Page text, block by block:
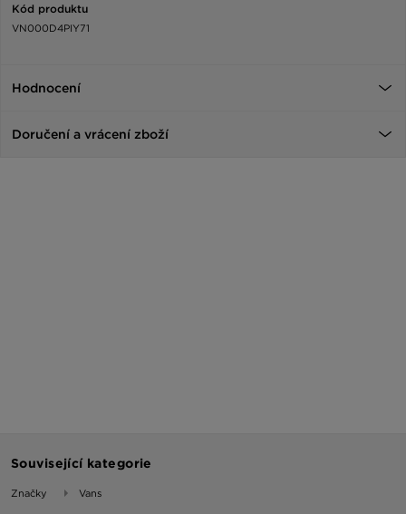
Kód produktu
VN000D4PIY71
Hodnocení
Doručení a vrácení zboží
Související kategorie
Značky Vans